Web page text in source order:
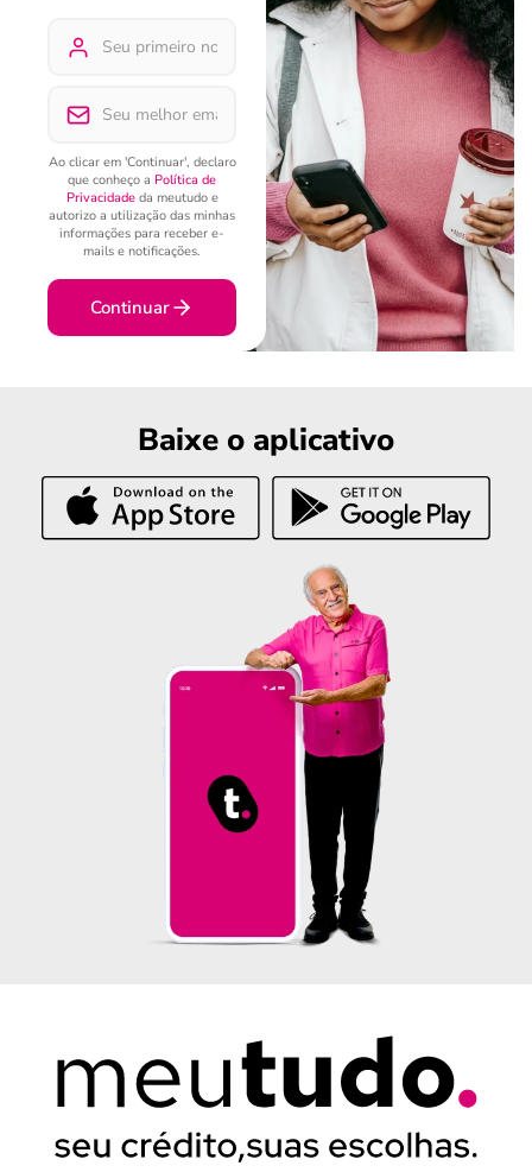
Ao clicar em 'Continuar', declaro
que conheço a Política de
Privacidadeda meutudo e
autorizo a utilização das minhas
informações para receber e-
mails e notificações.
Continuar
Baixe o aplicativo